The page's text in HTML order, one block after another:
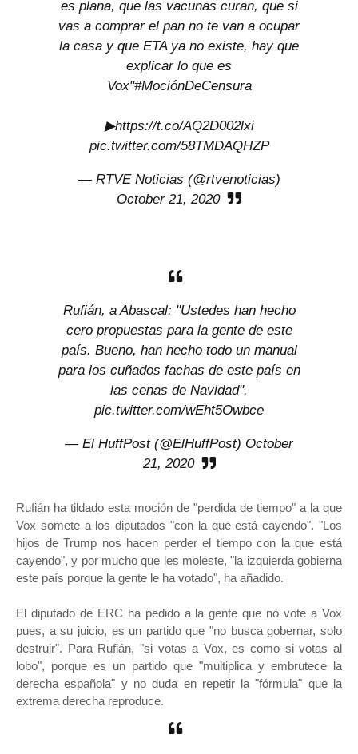
es plana, que las vacunas curan, que si
vas a comprar el pan no te van a ocupar
la casa y que ETA ya no existe, hay que
explicar lo que es
Vox"#MociónDeCensura
▶https://t.co/AQ2D002lxi
pic.twitter.com/58TMDAQHZP
— RTVE Noticias (@rtvenoticias)
October 21, 2020
Rufián, a Abascal: "Ustedes han hecho
cero propuestas para la gente de este
país. Bueno, han hecho todo un manual
para los cuñados fachas de este país en
las cenas de Navidad".
pic.twitter.com/wEht5Owbce
— El HuffPost (@ElHuffPost) October
21, 2020
Rufián ha tildado esta moción de "perdida de tiempo" a la que
Vox somete a los diputados "con la que está cayendo". "Los
hijos de Trump nos hacen perder el tiempo con la que está
cayendo", y por mucho que les moleste, "la izquierda gobierna
este país porque la gente le ha votado", ha añadido.
El diputado de ERC ha pedido a la gente que no vote a Vox
pues, a su juicio, es un partido que "no busca gobernar, solo
destruir". Para Rufián, "si votas a Vox, es como si votas al
lobo", porque es un partido que "multiplica y embrutece la
derecha española" y no duda en repetir la "fórmula" que la
extrema derecha reproduce.